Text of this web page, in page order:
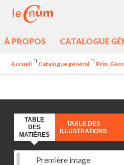
À PROPOS CATALOGUE
Accueil Catalogue général Prin,
TABLE
DES
MATIÈRES
TABLE DES
ILLUSTRATIONS
Première image